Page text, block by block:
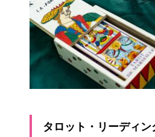
タロット・リーディン